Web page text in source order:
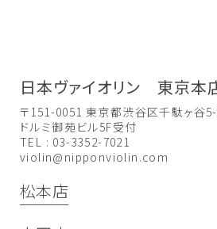
日本ヴァイオリン 東京本
〒151-0051 東京都渋谷区千駄ヶ谷
ドルミ御苑ビル5F受付
TEL : 03-3352-7021
violin@nipponviolin.com
松本店